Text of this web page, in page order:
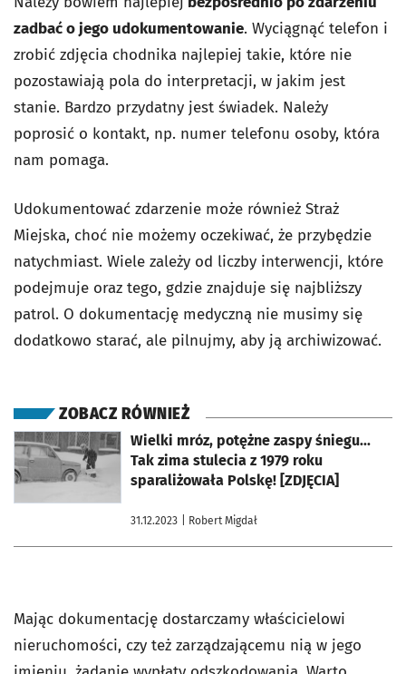
zadbać o jego udokumentowanie. Wyciągnąć telefon i
zrobić zdjęcia chodnika najlepiej takie, które nie
pozostawiają pola do interpretacji, w jakim jest
stanie. Bardzo przydatny jest świadek. Należy
poprosić o kontakt, np. numer telefonu osoby, która
nam pomaga.
Udokumentować zdarzenie może również Straż
Miejska, choć nie możemy oczekiwać, że przybędzie
natychmiast. Wiele zależy od liczby interwencji, które
podejmuje oraz tego, gdzie znajduje się najbliższy
patrol. O dokumentację medyczną nie musimy się
dodatkowo starać, ale pilnujmy, aby ją archiwizować.
ZOBACZ RÓWNIEŻ
Wielki mróz, potężne zaspy śniegu...
Tak zima stulecia z 1979 roku
sparaliżowała Polskę! [ZDJĘCIA]
31.12.2023 | Robert Migdał
otworzy się w nowej karcie
Mając dokumentację dostarczamy właścicielowi
nieruchomości, czy też zarządzającemu nią w jego